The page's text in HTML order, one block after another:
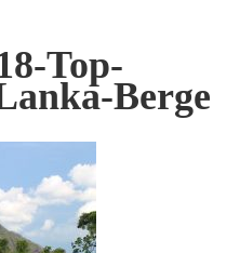
Top-
Berge